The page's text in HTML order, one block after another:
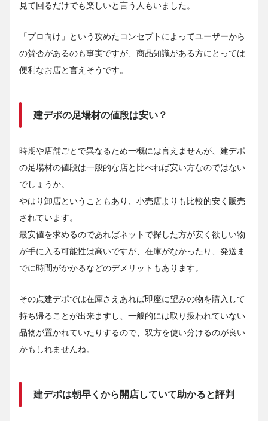
見て回るだけでも楽しいと言う人もいました。
「プロ向け」という攻めたコンセプトによってユーザーから
の賛否があるのも事実ですが、商品知識がある方にとっては
便利なお店と言えそうです。
建デポの足場材の値段は安い？
時期や店舗ごとで異なるため一概には言えませんが、建デポ
の足場材の値段は一般的な店と比べれば安い方なのではない
でしょうか。
やはり卸店ということもあり、小売店よりも比較的安く販売
されています。
最安値を求めるのであればネットで探した方が安く欲しい物
が手に入る可能性は高いですが、在庫がなかったり、発送ま
でに時間がかかるなどのデメリットもあります。
その点建デポでは在庫さえあれば即座に望みの物を購入して
持ち帰ることが出来ますし、一般的には取り扱われていない
品物が置かれていたりするので、双方を使い分けるのが良い
かもしれませんね。
建デポは朝早くから開店していて助かると評判